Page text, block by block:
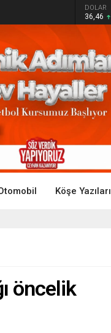
DOLAR
36,46
Köşe Yazıları
öncelik